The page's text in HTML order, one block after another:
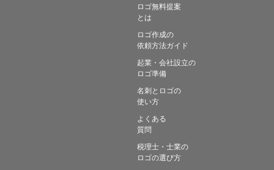
ロゴ無料提案
とは
ロゴ作成の
依頼方法ガイド
起業・会社設立の
ロゴ準備
名刺とロゴの
使い方
よくある
質問
税理士・士業の
ロゴの選び方